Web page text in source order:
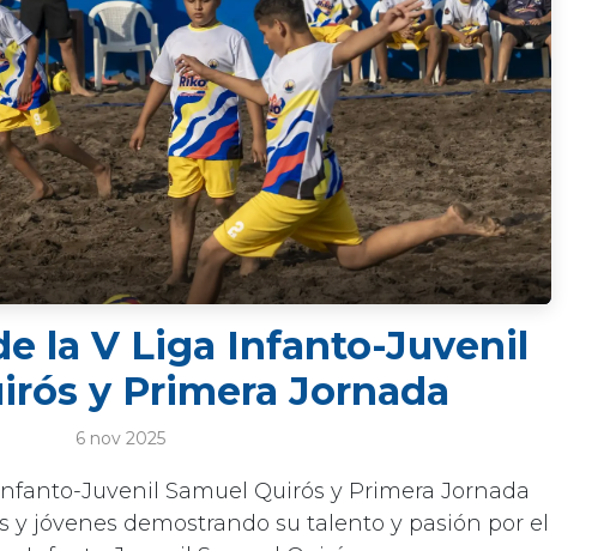
la V Liga Infanto-Juvenil
y Primera Jornada
6 nov 2025
Juvenil Samuel Quirós y Primera Jornada
y jóvenes demostrando su talento y pasión por el